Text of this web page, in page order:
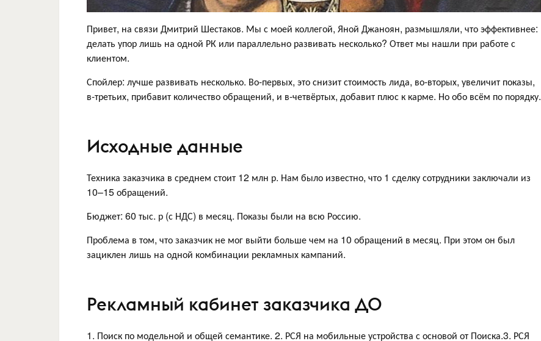
Привет, на связи Дмитрий Шестаков. Мы с моей коллегой, Яной Джаноян, размышляли, что эффективнее:
делать упор лишь на одной РК или параллельно развивать несколько? Ответ мы нашли при работе с
клиентом.
Спойлер: лучше развивать несколько. Во-первых, это снизит стоимость лида, во-вторых, увеличит показы,
в-третьих, прибавит количество обращений, и в-четвёртых, добавит плюс к карме. Но обо всём по порядку.
Исходные данные
Техника заказчика в среднем стоит 12 млн р. Нам было известно, что 1 сделку сотрудники заключали из
10–15 обращений.
Бюджет: 60 тыс. р (с НДС) в месяц. Показы были на всю Россию.
Проблема в том, что заказчик не мог выйти больше чем на 10 обращений в месяц. При этом он был
зациклен лишь на одной комбинации рекламных кампаний.
Рекламный кабинет заказчика ДО
1. Поиск по модельной и общей семантике. 2. РСЯ на мобильные устройства с основой от Поиска.3. РСЯ